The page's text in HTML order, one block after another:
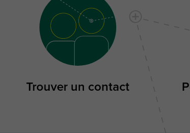
Trouver un contact